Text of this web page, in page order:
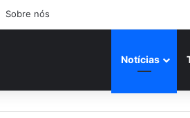
Sobre nós
Notícias